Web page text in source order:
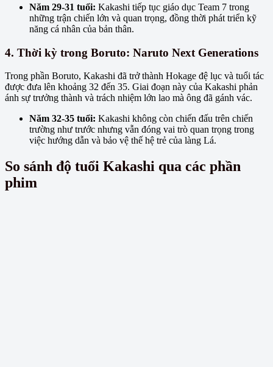
Năm 29-31 tuổi: Kakashi tiếp tục giáo dục Team 7 trong
những trận chiến lớn và quan trọng, đồng thời phát triển kỹ
năng cá nhân của bản thân.
4. Thời kỳ trong Boruto: Naruto Next Generations
Trong phần Boruto, Kakashi đã trở thành Hokage đệ lục và tuổi tác
được đưa lên khoảng 32 đến 35. Giai đoạn này của Kakashi phản
ánh sự trưởng thành và trách nhiệm lớn lao mà ông đã gánh vác.
Năm 32-35 tuổi: Kakashi không còn chiến đấu trên chiến
trường như trước nhưng vẫn đóng vai trò quan trọng trong
việc hướng dẫn và bảo vệ thế hệ trẻ của làng Lá.
So sánh độ tuổi Kakashi qua các phần
phim